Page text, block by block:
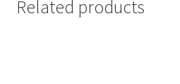
Related products